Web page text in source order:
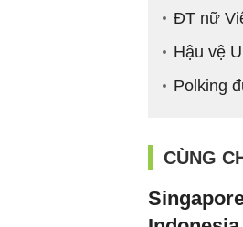
ĐT nữ
Hậu vệ
Polking
CÙNG